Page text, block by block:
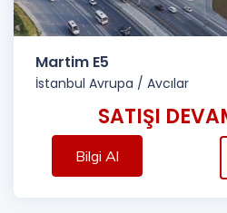
Martim E5
İstanbul Avrupa / Avcılar
SATIŞI
Bilgi Al